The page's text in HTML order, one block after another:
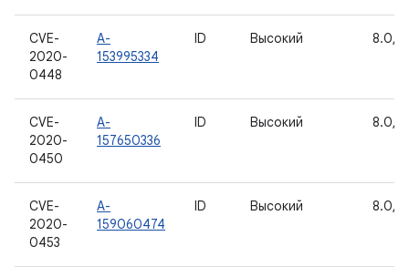
CVE-
2020-
0448
A-
153995334
ID Высокий 8.0,
CVE-
2020-
0450
A-
157650336
ID Высокий 8.0,
CVE-
2020-
0453
A-
159060474
ID Высокий 8.0,